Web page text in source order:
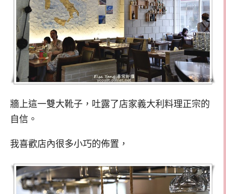
牆上這一雙大靴子，吐露了店家義大利料理正宗的
自信。
我喜歡店內很多小巧的佈置，